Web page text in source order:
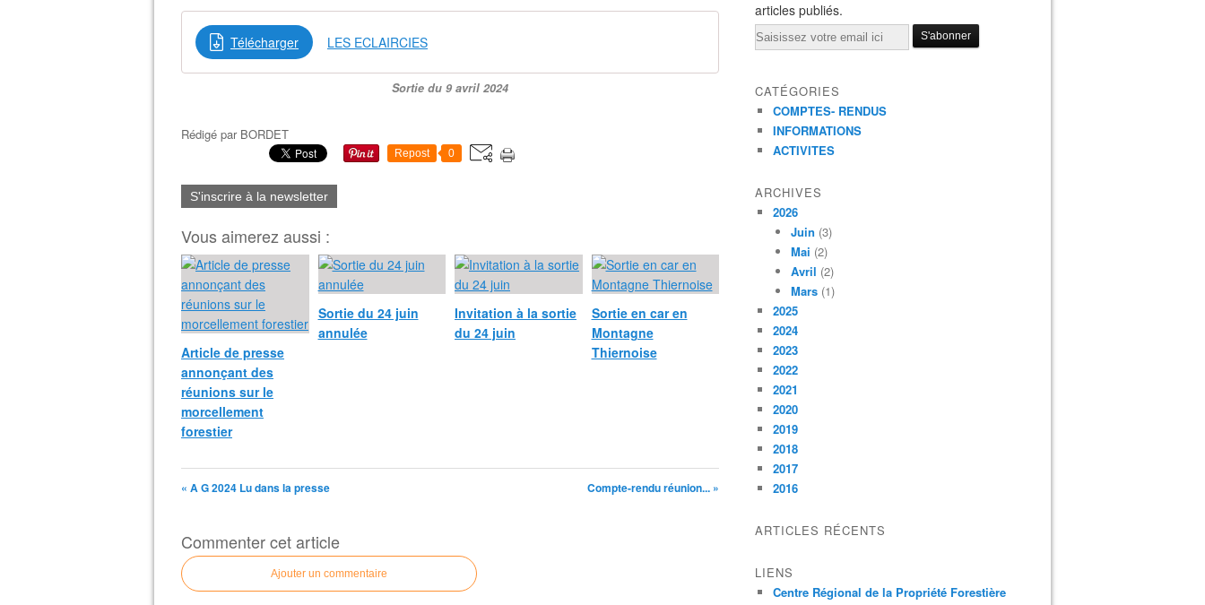
Télécharger LES ECLAIRCIES
Sortie du 9 avril 2024
Rédigé par BORDET
Repost 0
S'inscrire à la newsletter
Vous aimerez aussi :
Article de presse
annonçant des
réunions sur le
morcellement
forestier
Sortie du 24 juin
annulée
Invitation à la sortie
du 24 juin
Sortie en car en
Montagne
Thiernoise
« A G 2024 Lu dans la presse Compte-rendu réunion... »
Commenter cet article
Ajouter un commentaire
articles publiés.
Email
CATÉGORIES
COMPTES- RENDUS
INFORMATIONS
ACTIVITES
ARCHIVES
2026
Juin (3)
Mai (2)
Avril (2)
Mars (1)
2025
2024
2023
2022
2021
2020
2019
2018
2017
2016
ARTICLES RÉCENTS
LIENS
Centre Régional de la Propriété Forestière